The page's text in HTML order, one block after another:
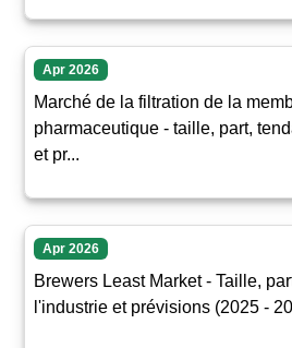
Apr 2026
Marché de la filtration de la
pharmaceutique - taille, part,
et pr...
Apr 2026
Brewers Least Market - Taille,
l'industrie et prévisions (2025 -